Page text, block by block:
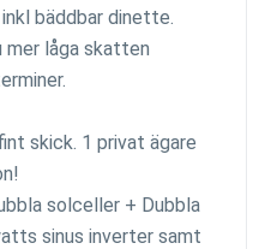
bäddbar dinette.
mer låga skatten
skick. 1 privat ägare
solceller + Dubbla
sinus inverter samt